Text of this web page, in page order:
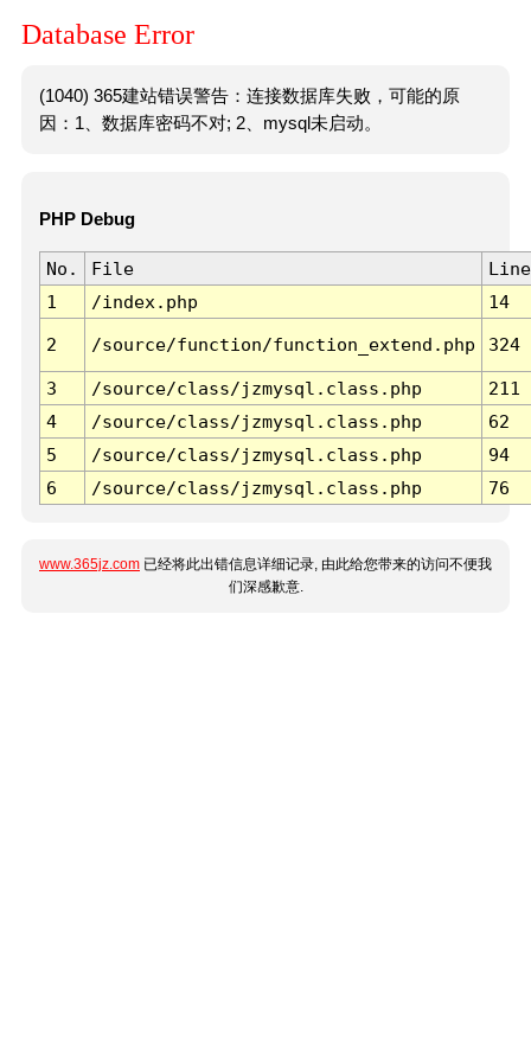
Database Error
(1040) 365建站错误警告：连接数据库失败，可能的原
因：1、数据库密码不对; 2、mysql未启动。
PHP Debug
No. File
Line
1
/index.php 14
2 /source/function/function_extend.php 324
3 /source/class/jzmysql.class.php
211
4
/source/class/jzmysql.class.php
62
5
/source/class/jzmysql.class.php
94
6
/source/class/jzmysql.class.php 76
www.365jz.com 已经将此出错信息详细记录, 由此给您带来的访问不便我
们深感歉意.